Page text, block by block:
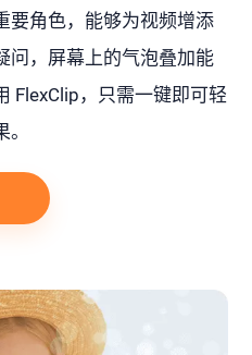
要角色，能够为视频增添
问，屏幕上的气泡叠加能
FlexClip，只需一键即可轻